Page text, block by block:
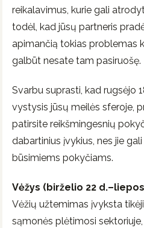
reikalavimus, kurie gali
todėl, kad jūsų partneris
apimančią tokias problemas
galbūt nesate tam pasiruošę.
Svarbu suprasti, kad rugsėjo
vystysis jūsų meilės sferoje,
patirsite reikšmingesnių
dabartinius įvykius, nes jie
būsimiems pokyčiams.
Vėžys (birželio 22
Vėžių užtemimas įvyksta
sąmonės plėtimosi